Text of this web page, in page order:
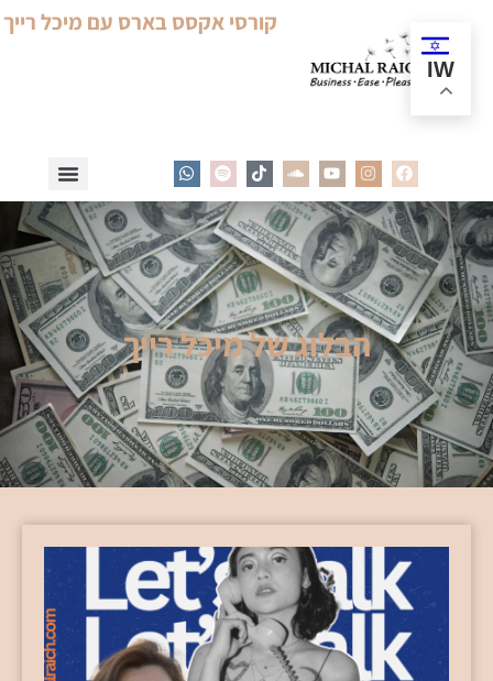
קורסי אקסס בארס עם מיכל רייך
IW
הבלוג של מיכל רייך